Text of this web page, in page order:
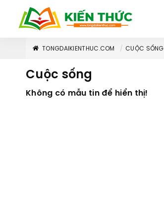
TONGDAIKIENTHUC.COM CUỘC SỐNG
Cuộc sống
Không có mẫu tin để hiển thị!